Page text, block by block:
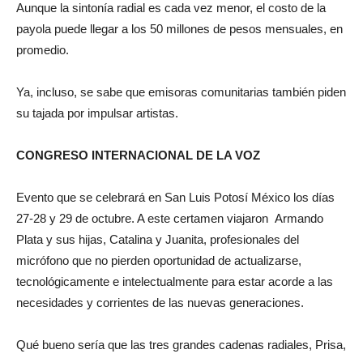
Aunque la sintonía radial es cada vez menor, el costo de la
payola puede llegar a los 50 millones de pesos mensuales, en
promedio.
Ya, incluso, se sabe que emisoras comunitarias también piden
su tajada por impulsar artistas.
CONGRESO INTERNACIONAL DE LA VOZ
Evento que se celebrará en San Luis Potosí México los días
27-28 y 29 de octubre. A este certamen viajaron Armando
Plata y sus hijas, Catalina y Juanita, profesionales del
micrófono que no pierden oportunidad de actualizarse,
tecnológicamente e intelectualmente para estar acorde a las
necesidades y corrientes de las nuevas generaciones.
Qué bueno sería que las tres grandes cadenas radiales, Prisa,